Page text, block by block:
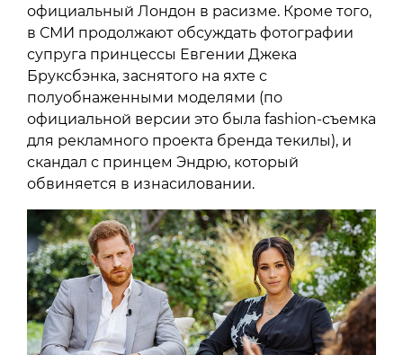
официальный Лондон в расизме. Кроме того,
в СМИ продолжают обсуждать фотографии
супруга принцессы Евгении Джека
Бруксбэнка, заснятого на яхте с
полуобнаженными моделями (по
официальной версии это была fashion-съемка
для рекламного проекта бренда текилы), и
скандал с принцем Эндрю, который
обвиняется в изнасиловании.